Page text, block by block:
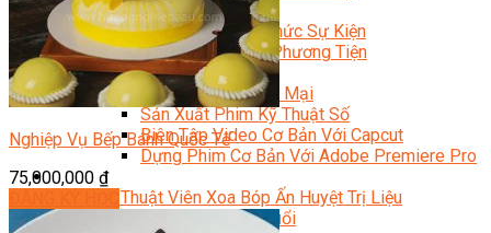
Media Production
Chuyên Viên Tổ Chức Sự Kiện
Truyền Thông Đa Phương Tiện
Media Production
Nhiếp Ảnh Thương Mại
Sản Xuất Phim Kỹ Thuật Số
Biên Tập Video Cơ Bản Với Capcut
Dựng Phim Cơ Bản Với Adobe Premiere Pro
Sức Khỏe
Kỹ Thuật Viên Xoa Bóp Ấn Huyệt Trị Liệu
Chăm Sóc Người Cao Tuổi
Nghiệp Vụ Bếp Bánh Quốc Tế
75,000,000 ₫